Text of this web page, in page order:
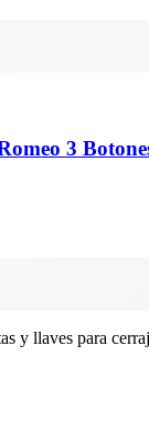
3
y llaves para